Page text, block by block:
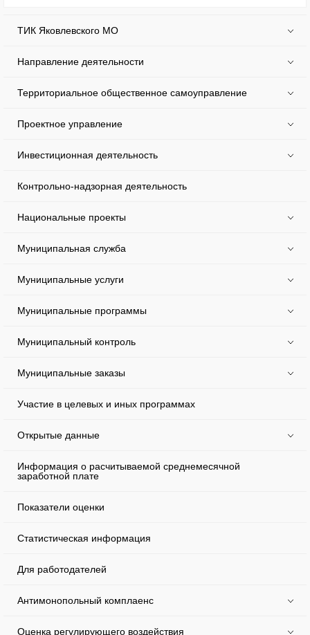
ТИК Яковлевского МО
Направление деятельности
Территориальное общественное самоуправление
Проектное управление
Инвестиционная деятельность
Контрольно-надзорная деятельность
Национальные проекты
Муниципальная служба
Муниципальные услуги
Муниципальные программы
Муниципальный контроль
Муниципальные заказы
Участие в целевых и иных программах
Открытые данные
Информация о расчитываемой среднемесячной
заработной плате
Показатели оценки
Статистическая информация
Для работодателей
Антимонопольный комплаенс
Оценка регулирующего воздействия